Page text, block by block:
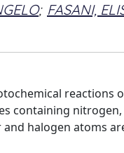
; FASANI,
reactions
containing
halogen atoms